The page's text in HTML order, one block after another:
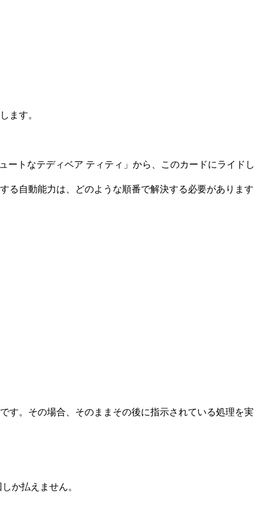
ます。
ートなテディベア ティティ」から、このカードにライドし
る自動能力は、どのような順番で解決する必要があります
す。その場合、そのままその後に指示されている処理を実
か払えません。